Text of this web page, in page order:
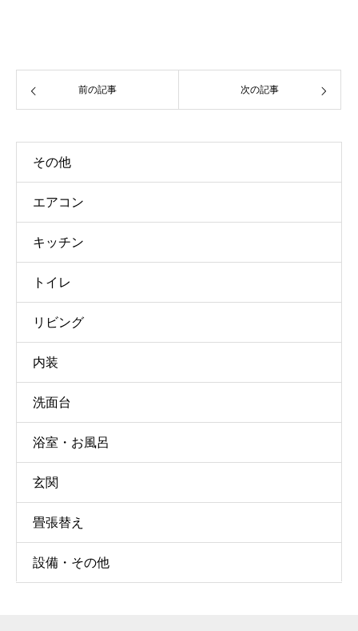
前の記事 次の記事
その他
エアコン
キッチン
トイレ
リビング
内装
洗面台
浴室・お風呂
玄関
畳張替え
設備・その他